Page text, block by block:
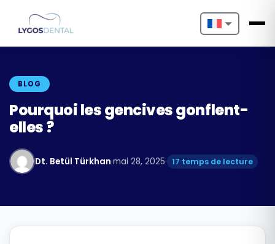
Nederlands
Français
Português
BLOG
Pourquoi les gencives gonflent-
elles ?
Dt. Betül Türkhan·mai 28, 2025· 17 temps de lecture